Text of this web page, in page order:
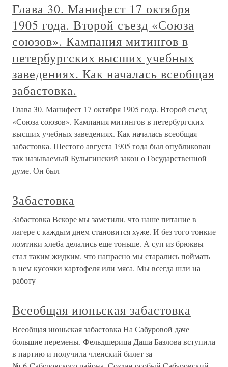
Глава 30. Манифест 17 октября
1905 года. Второй съезд «Союза
союзов». Кампания митингов в
петербургских высших учебных
заведениях. Как началась всеобщая
забастовка.
Глава 30. Манифест 17 октября 1905 года. Второй съезд
«Союза союзов». Кампания митингов в петербургских
высших учебных заведениях. Как началась всеобщая
забастовка. Шестого августа 1905 года был опубликован
так называемый Булыгинский закон о Государственной
думе. Он был
Забастовка
Забастовка Вскоре мы заметили, что наше питание в
лагере с каждым днем становится хуже. И без того тонкие
ломтики хлеба делались еще тоньше. А суп из брюквы
стал таким жидким, что напрасно мы старались поймать
в нем кусочки картофеля или мяса. Мы всегда шли на
работу
Всеобщая июньская забастовка
Всеобщая июньская забастовка На Сабуровой даче
большие перемены. Фельдшерица Даша Базлова вступила
в партию и получила членский билет за